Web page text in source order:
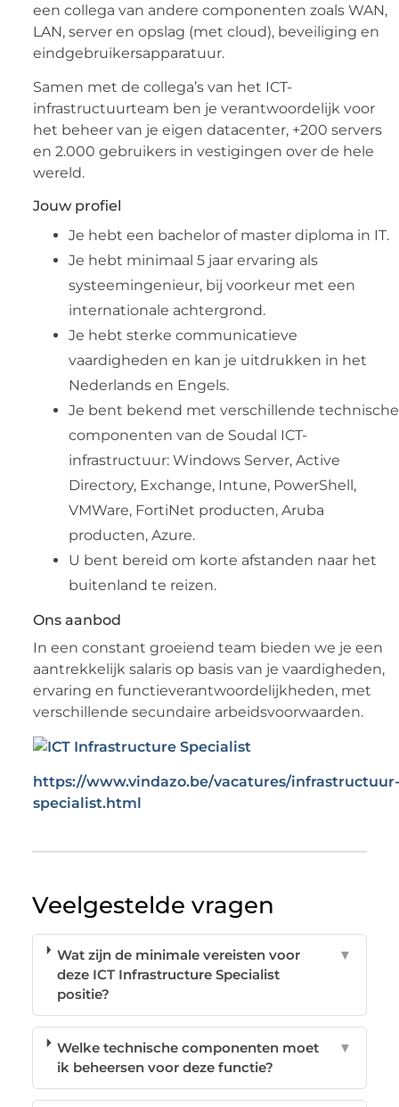
een collega van andere componenten zoals WAN,
LAN, server en opslag (met cloud), beveiliging en
eindgebruikersapparatuur.
Samen met de collega’s van het ICT-
infrastructuurteam ben je verantwoordelijk voor
het beheer van je eigen datacenter, +200 servers
en 2.000 gebruikers in vestigingen over de hele
wereld.
Jouw profiel
Je hebt een bachelor of master diploma in IT.
Je hebt minimaal 5 jaar ervaring als
systeemingenieur, bij voorkeur met een
internationale achtergrond.
Je hebt sterke communicatieve
vaardigheden en kan je uitdrukken in het
Nederlands en Engels.
Je bent bekend met verschillende technische
componenten van de Soudal ICT-
infrastructuur: Windows Server, Active
Directory, Exchange, Intune, PowerShell,
VMWare, FortiNet producten, Aruba
producten, Azure.
U bent bereid om korte afstanden naar het
buitenland te reizen.
Ons aanbod
In een constant groeiend team bieden we je een
aantrekkelijk salaris op basis van je vaardigheden,
ervaring en functieverantwoordelijkheden, met
verschillende secundaire arbeidsvoorwaarden.
https://www.vindazo.be/vacatures/infrastructuur-
specialist.html
Veelgestelde vragen
Wat zijn de minimale vereisten voor
deze ICT Infrastructure Specialist
positie?
▼
Welke technische componenten moet
ik beheersen voor deze functie?
▼